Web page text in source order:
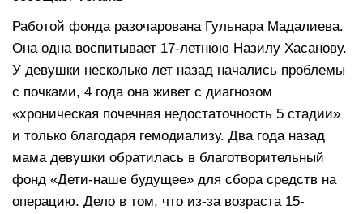
Работой фонда разочарована Гульнара Мадалиева.
Она одна воспитывает 17-летнюю Назилу Хасанову.
У девушки несколько лет назад начались проблемы
с почками, 4 года она живет с диагнозом
«хроническая почечная недостаточность 5 стадии»
и только благодаря гемодиализу. Два года назад
мама девушки обратилась в благотворительный
фонд «Дети-наше будущее» для сбора средств на
операцию. Дело в том, что из-за возраста 15-